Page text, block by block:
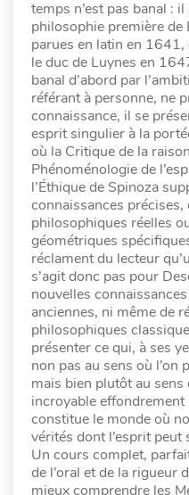
temps n’est pas banal :
philosophie première
parues en latin en
le duc de Luynes en
banal d’abord par
référant à personne, ne
connaissance, il se
esprit singulier à la
où la Critique de la
Phénoménologie de
l’Éthique de Spinoza
connaissances précises,
philosophiques réelles
géométriques
réclament du lecteur
s’agit donc pas pour
nouvelles
anciennes, ni même de
philosophiques
présenter ce qui, à ses
non pas au sens où
mais bien plutôt au sens
incroyable
constitue le monde où
vérités dont l’esprit peut
Un cours complet,
de l’oral et de la rigueur
mieux comprendre les